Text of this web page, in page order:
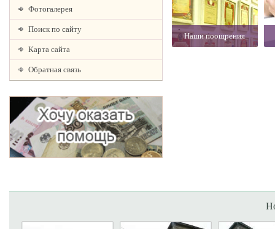
Фотогалерея
Поиск по сайту
Карта сайта
Обратная связь
Наши поощрения